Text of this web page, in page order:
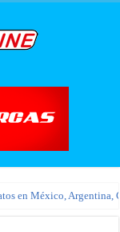
en México, Argentina,